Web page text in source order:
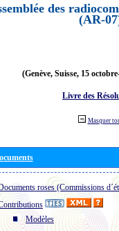
des
(AR-
(Genève, Suisse, 15
Livre des
Masquer
roses (Commissions
Modèles